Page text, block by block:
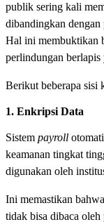
publik sering kali
dibandingkan dengan
Hal ini membuktikan
perlindungan
Berikut beberapa sisi
1. Enkripsi Data
Sistem payroll
keamanan tingkat
digunakan oleh
Ini memastikan
tidak bisa dibaca oleh